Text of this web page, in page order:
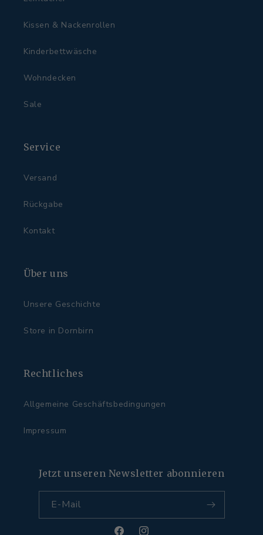
Kissen & Nackenrollen
Kinderbettwäsche
Wohndecken
Sale
Service
Versand
Rückgabe
Kontakt
Über uns
Unsere Geschichte
Store in Dornbirn
Rechtliches
Allgemeine Geschäftsbedingungen
Impressum
Jetzt unseren Newsletter abonnieren
E-Mail